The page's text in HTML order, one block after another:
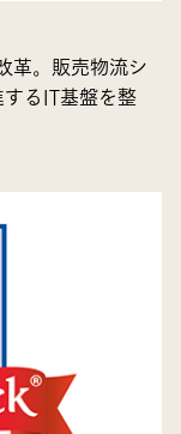
革。販売物流シ
るIT基盤を整